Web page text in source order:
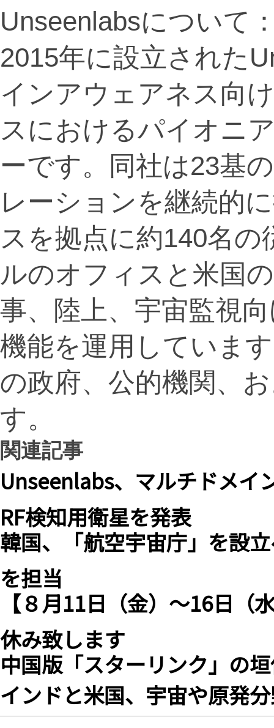
Unseenlabsについて
2015年に設立された
インアウェアネス向
スにおけるパイオニ
ーです。同社は23基
レーションを継続的
スを拠点に約140名
ルのオフィスと米国
事、陸上、宇宙監視
機能を運用していま
の政府、公的機関、
す。
関連記事
Unseenlabs、マルチドメイ
RF検知用衛星を発表
韓国、「航空宇宙庁」を設
を担当
【８月11日（金）〜16日（
休み致します
中国版「スターリンク」の
インドと米国、宇宙や原発